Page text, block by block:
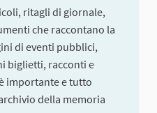
ritagli di giornale,
che raccontano la
di eventi pubblici,
biglietti, racconti e
importante e tutto
della memoria